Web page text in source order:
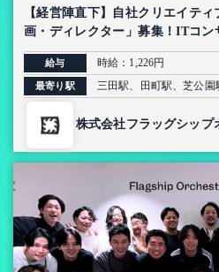
【経営陣直下】自社クリエイテ
画・ディレクター」募集！ITコン
上流インターン【AI導入プロジェ
給与 時給：1,226円
最寄り駅 三田駅、田町駅、芝公園
株式会社フラッグシップ